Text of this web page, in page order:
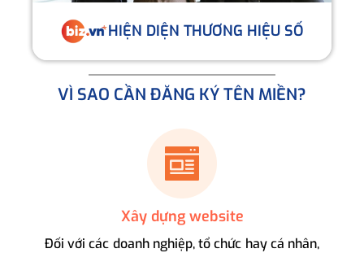
HIỆN DIỆN THƯƠNG HIỆU SỐ
VÌ SAO CẦN ĐĂNG KÝ TÊN MIỀN?
Xây dựng website
Đối với các doanh nghiệp, tổ chức hay cá nhân,